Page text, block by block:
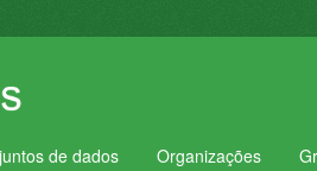
de dados Organizações